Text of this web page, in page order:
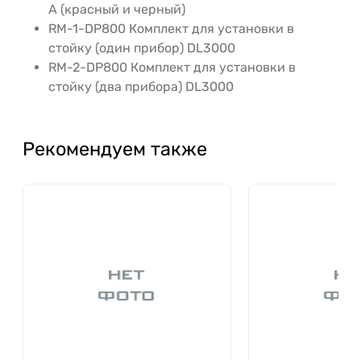
A (красный и черный)
RM-1-DP800 Комплект для установки в
стойку (один прибор) DL3000
RM-2-DP800 Комплект для установки в
стойку (два прибора) DL3000
Рекомендуем также